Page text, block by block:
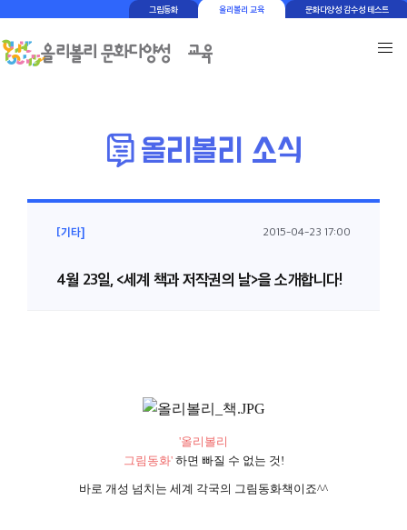
그림동화 올리볼리 교육 문화다양성 감수성 테스트
[기타] 2015-04-23 17:00
4월 23일, <세계 책과 저작권의 날>을 소개합니다!
'올리볼리
그림동화' 하면 빠질 수 없는 것!
바로 개성 넘치는 세계 각국의 그림동화책이죠^^